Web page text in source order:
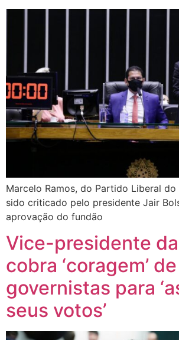
Marcelo Ramos, do Partido Liberal do
sido criticado pelo presidente Jair
aprovação do fundão
Vice-presidente
cobra ‘coragem’ de
governistas para
seus votos’